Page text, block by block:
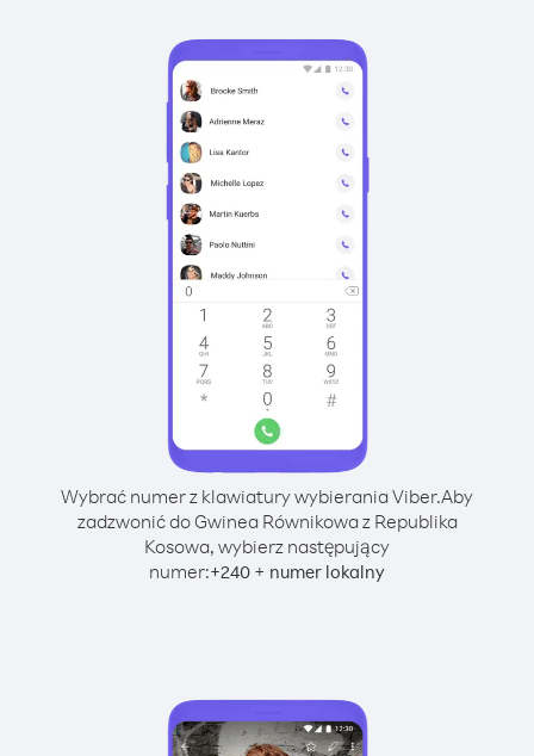
Wybrać numer z klawiatury wybierania Viber.Aby
zadzwonić do Gwinea Równikowa z Republika
Kosowa, wybierz następujący
numer:+240 + numer lokalny